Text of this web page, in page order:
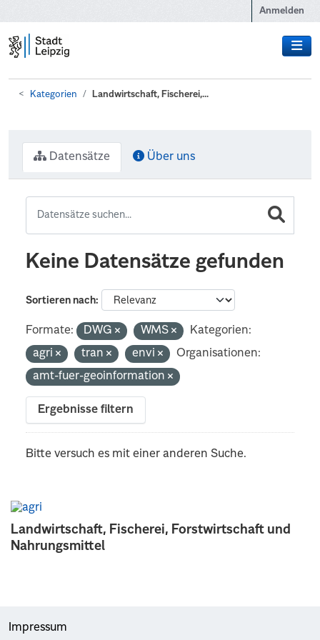
Anmelden
Kategorien Landwirtschaft, Fischerei,...
Landwirtschaft, Fischerei, Forstwirtschaft und
Nahrungsmittel
Datensätze Über uns
Keine Datensätze gefunden
Sortieren nach
Formate: DWG WMS
Kategorien:
agri
tran envi
Organisationen:
amt-fuer-geoinformation
Ergebnisse filtern
Bitte versuch es mit einer anderen Suche.
Impressum